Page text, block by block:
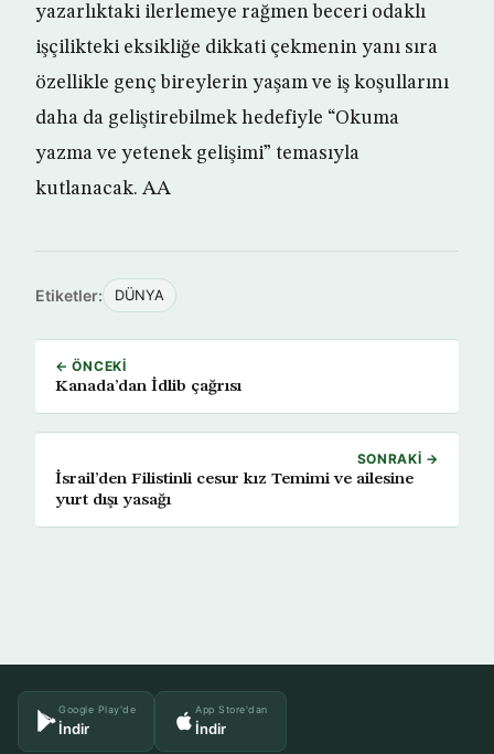
yazarlıktaki ilerlemeye rağmen beceri odaklı
işçilikteki eksikliğe dikkati çekmenin yanı sıra
özellikle genç bireylerin yaşam ve iş koşullarını
daha da geliştirebilmek hedefiyle “Okuma
yazma ve yetenek gelişimi” temasıyla
kutlanacak. AA
Etiketler: DÜNYA
← ÖNCEKI
Kanada’dan İdlib çağrısı
SONRAKI →
İsrail’den Filistinli cesur kız Temimi ve ailesine
yurt dışı yasağı
Google Play'de
İndir
App Store'dan
İndir